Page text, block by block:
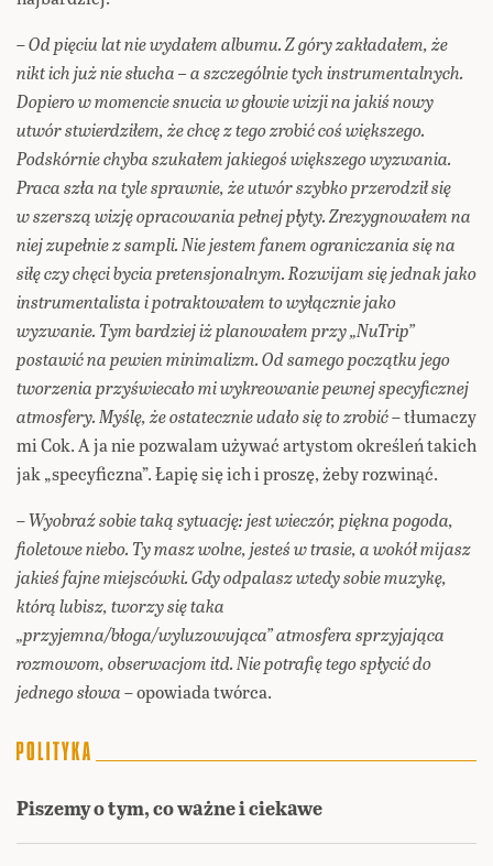
–Od pięciu lat nie wydałem albumu. Z góry zakładałem, że
nikt ich już nie słucha – a szczególnie tych instrumentalnych.
Dopiero w momencie snucia w głowie wizji na jakiś nowy
utwór stwierdziłem, że chcę z tego zrobić coś większego.
Podskórnie chyba szukałem jakiegoś większego wyzwania.
Praca szła na tyle sprawnie, że utwór szybko przerodził się
w szerszą wizję opracowania pełnej płyty. Zrezygnowałem na
niej zupełnie z sampli. Nie jestem fanem ograniczania się na
siłę czy chęci bycia pretensjonalnym. Rozwijam się jednak jako
instrumentalista i potraktowałem to wyłącznie jako
wyzwanie. Tym bardziej iż planowałem przy „NuTrip”
postawić na pewien minimalizm. Od samego początku jego
tworzenia przyświecało mi wykreowanie pewnej specyficznej
atmosfery. Myślę, że ostatecznie udało się to zrobić– tłumaczy
mi Cok. A ja nie pozwalam używać artystom określeń takich
jak „specyficzna”. Łapię się ich i proszę, żeby rozwinąć.
–Wyobraź sobie taką sytuację: jest wieczór, piękna pogoda,
fioletowe niebo. Ty masz wolne, jesteś w trasie, a wokół mijasz
jakieś fajne miejscówki. Gdy odpalasz wtedy sobie muzykę,
którą lubisz, tworzy się taka
„przyjemna/błoga/wyluzowująca” atmosfera sprzyjająca
rozmowom, obserwacjom itd. Nie potrafię tego spłycić do
jednego słowa– opowiada twórca.
Piszemy o tym, co ważne i ciekawe